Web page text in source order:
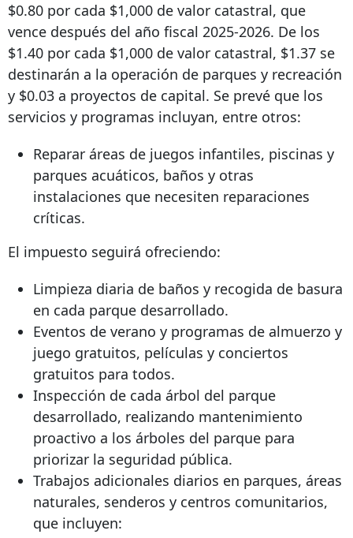
$0.80 por cada $1,000 de valor catastral, que
vence después del año fiscal 2025-2026. De los
$1.40 por cada $1,000 de valor catastral, $1.37 se
destinarán a la operación de parques y recreación
y $0.03 a proyectos de capital. Se prevé que los
servicios y programas incluyan, entre otros:
Reparar áreas de juegos infantiles, piscinas y
parques acuáticos, baños y otras
instalaciones que necesiten reparaciones
críticas.
El impuesto seguirá ofreciendo:
Limpieza diaria de baños y recogida de basura
en cada parque desarrollado.
Eventos de verano y programas de almuerzo y
juego gratuitos, películas y conciertos
gratuitos para todos.
Inspección de cada árbol del parque
desarrollado, realizando mantenimiento
proactivo a los árboles del parque para
priorizar la seguridad pública.
Trabajos adicionales diarios en parques, áreas
naturales, senderos y centros comunitarios,
que incluyen: